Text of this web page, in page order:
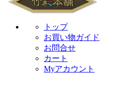
トップ
お買い物ガイド
お問合せ
カート
Myアカウント